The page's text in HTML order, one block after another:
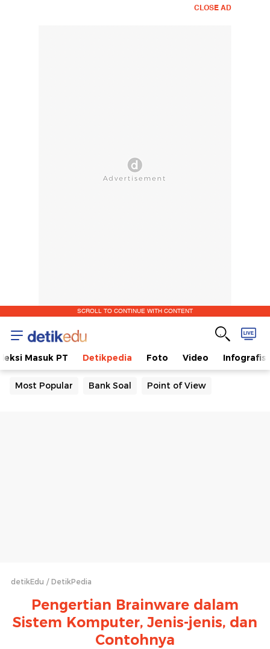
CLOSE AD
SCROLL TO CONTINUE WITH CONTENT
Masuk PT Detikpedia Foto Video Infografis
Most Popular Bank Soal Point of View
detikEdu DetikPedia
Pengertian Brainware dalam
Sistem Komputer, Jenis-jenis, dan
Contohnya